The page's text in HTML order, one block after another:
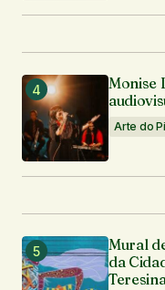
Monise
Arte do
Mural
da